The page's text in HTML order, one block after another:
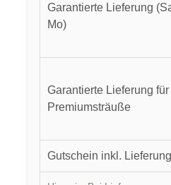
Garantierte Lieferung
Mo)
Garantierte Lieferung für
Premiumsträuße
Gutschein inkl. Lieferung